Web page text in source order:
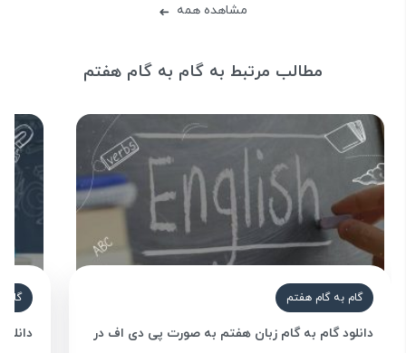
مشاهده همه ➜
مطالب مرتبط به گام به گام هفتم
گام به گام هفتم
دانلود گام به گام زبان هفتم به صورت پی دی اف در
گام